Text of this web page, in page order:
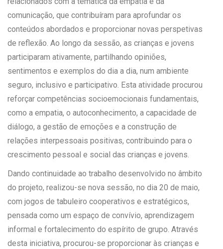
comunicação, que contribuíram para aprofundar os
conteúdos abordados e proporcionar novas perspetivas
de reflexão. Ao longo da sessão, as crianças e jovens
participaram ativamente, partilhando opiniões,
sentimentos e exemplos do dia a dia, num ambiente
seguro, inclusivo e participativo. Esta atividade procurou
reforçar competências socioemocionais fundamentais,
como a empatia, o autoconhecimento, a capacidade de
diálogo, a gestão de emoções e a construção de
relações interpessoais positivas, contribuindo para o
crescimento pessoal e social das crianças e jovens.
Dando continuidade ao trabalho desenvolvido no âmbito
do projeto, realizou-se nova sessão, no dia 20 de maio,
com jogos de tabuleiro cooperativos e estratégicos,
pensada como um espaço de convívio, aprendizagem
informal e fortalecimento do espírito de grupo. Através
desta iniciativa, procurou-se proporcionar às crianças e